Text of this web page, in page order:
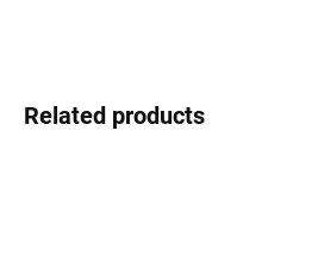
Related products